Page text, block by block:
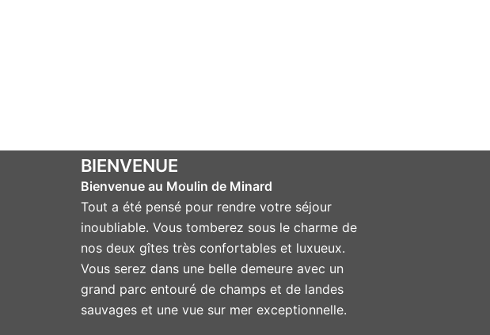
BIENVENUE
Bienvenue au Moulin de Minard
Tout a été pensé pour rendre votre séjour
inoubliable. Vous tomberez sous le charme de
nos deux gîtes très confortables et luxueux.
Vous serez dans une belle demeure avec un
grand parc entouré de champs et de landes
sauvages et une vue sur mer exceptionnelle.